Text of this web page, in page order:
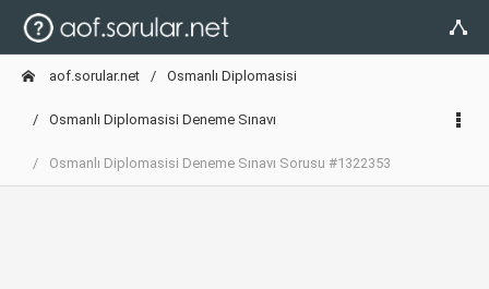
aof.sorular.net Osmanlı Diplomasisi
Osmanlı Diplomasisi Deneme Sınavı
Osmanlı Diplomasisi Deneme Sınavı Sorusu #1322353